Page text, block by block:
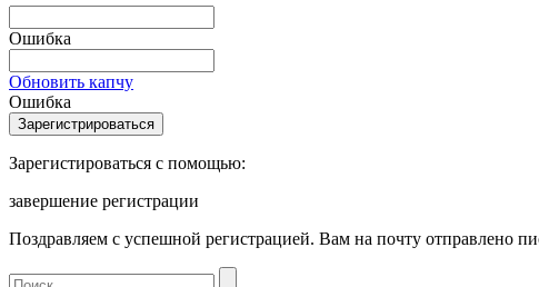
Ошибка
Обновить капчу
Ошибка
Зарегистироваться с помощью:
завершение регистрации
Поздравляем с успешной регистрацией. Вам на почту отправлено